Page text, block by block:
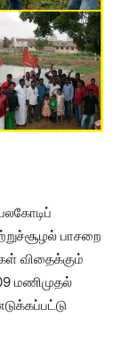
பாசறை
விதைக்கும்
மணிமுதல்